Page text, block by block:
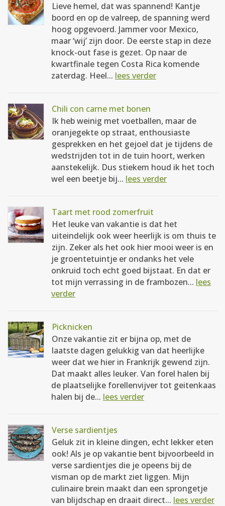
Lieve hemel, dat was spannend! Kantje
boord en op de valreep, de spanning werd
hoog opgevoerd. Jammer voor Mexico,
maar ‘wij’ zijn door. De eerste stap in deze
knock-out fase is gezet. Op naar de
kwartfinale tegen Costa Rica komende
zaterdag. Heel... lees verder
Chili con carne met bonen
Ik heb weinig met voetballen, maar de
oranjegekte op straat, enthousiaste
gesprekken en het gejoel dat je tijdens de
wedstrijden tot in de tuin hoort, werken
aanstekelijk. Dus stiekem houd ik het toch
wel een beetje bij... lees verder
Taart met rood zomerfruit
Het leuke van vakantie is dat het
uiteindelijk ook weer heerlijk is om thuis te
zijn. Zeker als het ook hier mooi weer is en
je groentetuintje er ondanks het vele
onkruid toch echt goed bijstaat. En dat er
tot mijn verrassing in de frambozen... lees
verder
Picknicken
Onze vakantie zit er bijna op, met de
laatste dagen gelukkig van dat heerlijke
weer dat we hier in Frankrijk gewend zijn.
Dat maakt alles leuker. Van forel halen bij
de plaatselijke forellenvijver tot geitenkaas
halen bij de... lees verder
Verse sardientjes
Geluk zit in kleine dingen, echt lekker eten
ook! Als je op vakantie bent bijvoorbeeld in
verse sardientjes die je opeens bij de
visman op de markt ziet liggen. Mijn
culinaire brein maakt dan een sprongetje
van blijdschap en draait direct... lees verder